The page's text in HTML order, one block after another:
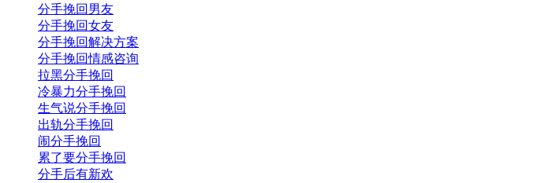
分手挽回男友
分手挽回女友
分手挽回解决方案
分手挽回情感咨询
拉黑分手挽回
冷暴力分手挽回
生气说分手挽回
出轨分手挽回
闹分手挽回
累了要分手挽回
分手后有新欢